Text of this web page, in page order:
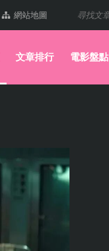
網站地圖
文章排行 電影盤點